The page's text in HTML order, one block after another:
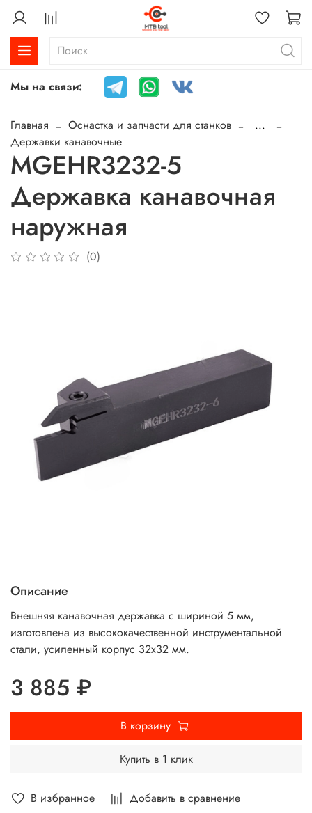
Мы на связи:
Главная Оснастка и запчасти для станков
...
Державки канавочные
MGEHR3232-5
Державка канавочная
наружная
(0)
В избранное Добавить в сравнение
Описание
Внешняя канавочная державка с шириной 5 мм,
изготовлена из высококачественной инструментальной
стали, усиленный корпус 32х32 мм.
3 885 ₽
В корзину
Купить в 1 клик